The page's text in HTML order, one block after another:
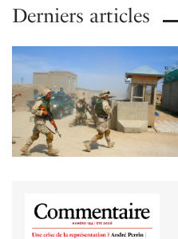
Derniers articles